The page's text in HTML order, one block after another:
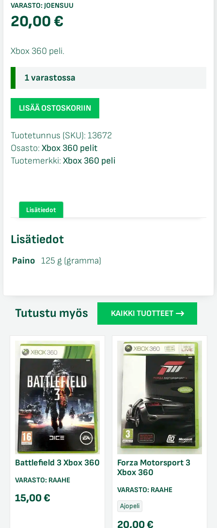
VARASTO: JOENSUU
20,00€
Xbox 360 peli.
1 varastossa
Pay
Day
Xbox
360
määrä
LISÄÄ OSTOSKORIIN
Tuotetunnus (SKU): 13672
Osasto: Xbox 360 pelit
Tuotemerkki: Xbox 360 peli
Lisätiedot
Lisätiedot
Paino 125 g (gramma)
Tutustu myös KAIKKI TUOTTEET
Battlefield 3 Xbox 360
VARASTO: RAAHE
15,00€
Forza Motorsport 3
Xbox 360
VARASTO: RAAHE
Ajopeli
20,00€